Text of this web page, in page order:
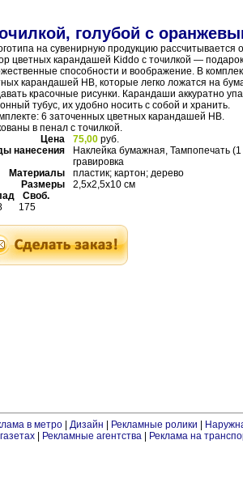
голубой с
на сувенирную продукцию рассчитывается
цветных карандашей Kiddo с точилкой —
способности и воображение. В
карандашей HB, которые легко ложатся на
красочные рисунки. Карандаши аккуратно
тубус, их удобно носить с собой и хранить.
6 заточенных цветных карандашей HB.
в пенал с точилкой.
Цена
75,00 руб.
нанесения
Наклейка бумажная, Тампопечать
гравировка
Материалы
пластик; картон; дерево
Размеры
2,5х2,5х10 см
Своб.
175
в метро Дизайн Рекламные ролики
Рекламные агентства Реклама на